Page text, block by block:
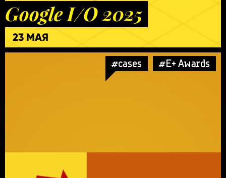
Google I/O 2025
23 МАЯ
#cases #E+ Awards